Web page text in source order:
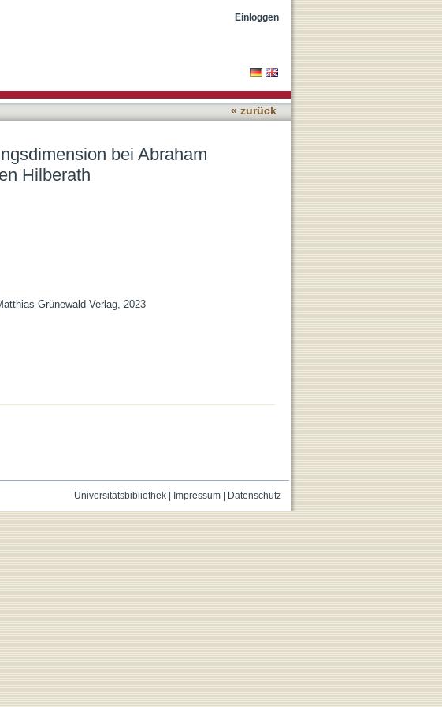
Heschel und Bernd Jochen
Einloggen
« zurück
bei Abraham
Hilberath
Grünewald Verlag, 2023
Universitätsbibliothek| Impressum| Datenschutz